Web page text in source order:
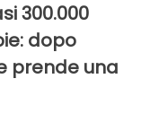
300.000
dopo
prende una